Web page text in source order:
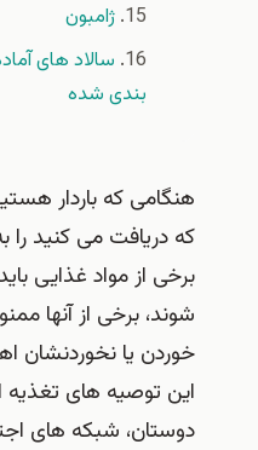
ژامبون
سالاد های آماده،
بندی شده
هنگامی که باردار هستید
که دریافت می کنید را به
برخی از مواد غذایی باید در
شوند، برخی از آنها ممنوع
خوردن یا نخوردنشان
این توصیه های تغذیه ای را
دوستان، شبکه های